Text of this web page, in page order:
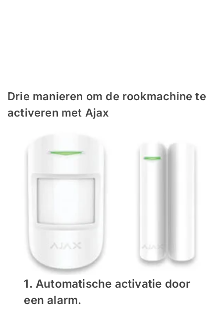
Drie manieren om de rookmachine te
activeren met Ajax
1. Automatische activatie door
een alarm.